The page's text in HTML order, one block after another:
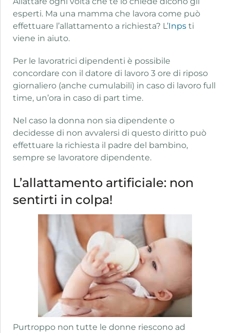
esperti. Ma una mamma che lavora come può
effettuare l’allattamento a richiesta? L’Inps ti
viene in aiuto.
Per le lavoratrici dipendenti è possibile
concordare con il datore di lavoro 3 ore di riposo
giornaliero (anche cumulabili) in caso di lavoro full
time, un’ora in caso di part time.
Nel caso la donna non sia dipendente o
decidesse di non avvalersi di questo diritto può
effettuare la richiesta il padre del bambino,
sempre se lavoratore dipendente.
L’allattamento artificiale: non
sentirti in colpa!
Purtroppo non tutte le donne riescono ad